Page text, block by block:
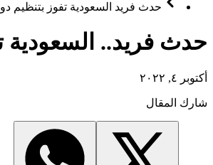
حدث فريد السعودية تفوز بتنظيم
حدث فريد.. السعودية
أكتوبر ٤, ٢٠٢٢
شارك المقال